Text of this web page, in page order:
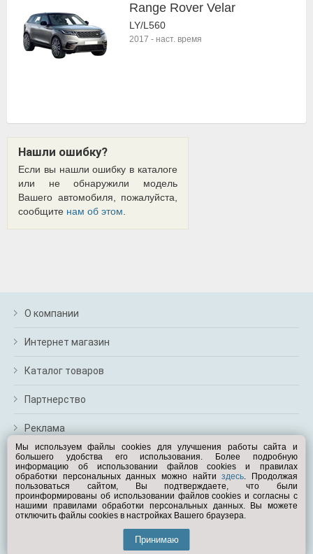
Range Rover Velar
LY/L560
2017 - наст. время
Нашли ошибку?
Если вы нашли ошибку в каталоге
или не обнаружили модель
Вашего автомобиля, пожалуйста,
сообщите нам об этом
О компании
Интернет магазин
Каталог товаров
Партнерство
Реклама
Перейти на полную версию
Вам помочь?
© Exist.ru 1998—2026
Мы используем файлы cookies для улучшения работы сайта и
большего удобства его использования. Более подробную
информацию об использовании файлов cookies и правилах
обработки персональных данных можно найтиздесь. Продолжая
пользоваться сайтом, Вы подтверждаете, что были
проинформированы об использовании файлов cookies и согласны с
нашими правилами обработки персональных данных. Вы можете
отключить файлы cookies в настройках Вашего браузера.
Принимаю